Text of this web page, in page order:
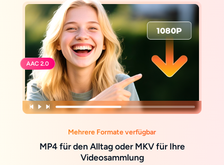
Mehrere Formate verfügbar
MP4 für den Alltag oder MKV für Ihre
Videosammlung